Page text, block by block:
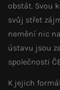
obstát. Svou
svůj střet
nemění nic
ústavu jsou
společnosti
K jejich